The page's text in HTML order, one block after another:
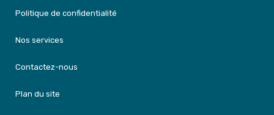
Politique de confidentialité
Nos services
Contactez-nous
Plan du site